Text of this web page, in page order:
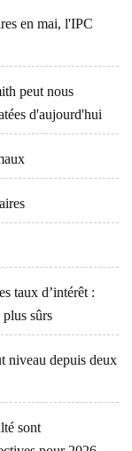
en mai, l'IPC
peut nous
d'aujourd'hui
taux d’intérêt :
sûrs
niveau depuis deux
sont